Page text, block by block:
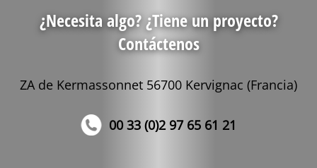
¿Necesita algo? ¿Tiene un proyecto?
Contáctenos
ZA de Kermassonnet 56700 Kervignac (Francia)
00 33 (0)2 97 65 61 21